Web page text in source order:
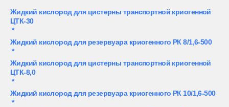
Жидкий кислород для цистерны транспортной криогенной
ЦТК-30
*
Жидкий кислород для резервуара криогенного РК 8/1,6-500
*
Жидкий кислород для цистерны транспортной криогенной
ЦТК-8,0
*
Жидкий кислород для резервуара криогенного РК 10/1,6-500
*